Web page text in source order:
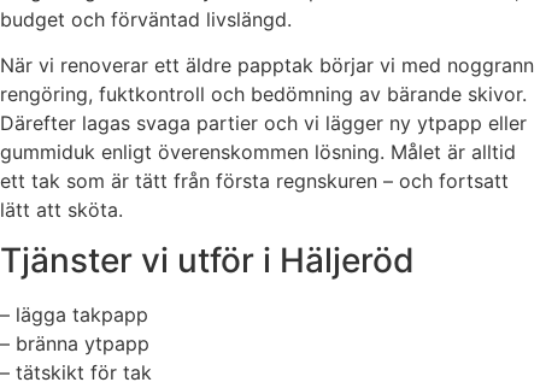
budget och förväntad livslängd.
När vi renoverar ett äldre papptak börjar vi med noggrann
rengöring, fuktkontroll och bedömning av bärande skivor.
Därefter lagas svaga partier och vi lägger ny ytpapp eller
gummiduk enligt överenskommen lösning. Målet är alltid
ett tak som är tätt från första regnskuren – och fortsatt
lätt att sköta.
Tjänster vi utför i Häljeröd
– lägga takpapp
– bränna ytpapp
– tätskikt för tak